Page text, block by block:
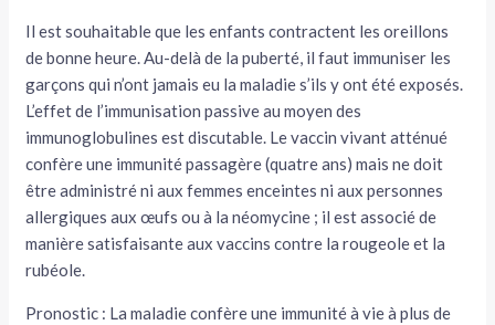
Il est souhaitable que les enfants contractent les oreillons
de bonne heure. Au-delà de la puberté, il faut immuniser les
garçons qui n’ont jamais eu la maladie s’ils y ont été exposés.
L’effet de l’immunisation pas­sive au moyen des
immunoglobulines est discutable. Le vaccin vivant atténué
confère une immunité passagère (quatre ans) mais ne doit
être administré ni aux femmes enceintes ni aux personnes
allergiques aux œufs ou à la néomycine ; il est associé de
manière satisfaisante aux vaccins contre la rougeole et la
rubéole.
Pronostic : La maladie confère une immunité à vie à plus de